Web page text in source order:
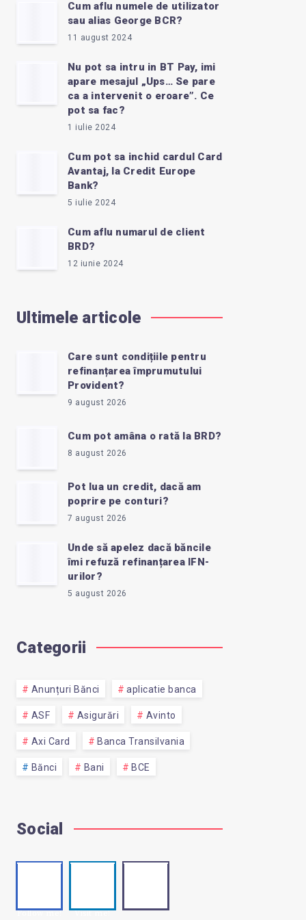
Cum aflu numele de utilizator
sau alias George BCR?
11 august 2024
Nu pot sa intru in BT Pay, imi
apare mesajul „Ups… Se pare
ca a intervenit o eroare”. Ce
pot sa fac?
1 iulie 2024
Cum pot sa inchid cardul Card
Avantaj, la Credit Europe
Bank?
5 iulie 2024
Cum aflu numarul de client
BRD?
12 iunie 2024
Ultimele articole
Care sunt condițiile pentru
refinanțarea împrumutului
Provident?
9 august 2026
Cum pot amâna o rată la BRD?
8 august 2026
Pot lua un credit, dacă am
poprire pe conturi?
7 august 2026
Unde să apelez dacă băncile
îmi refuză refinanțarea IFN-
urilor?
5 august 2026
Categorii
Anunțuri Bănci aplicatie banca
ASF Asigurări Avinto
Axi Card Banca Transilvania
Bănci Bani BCE
Social
Follow me! Visit me!